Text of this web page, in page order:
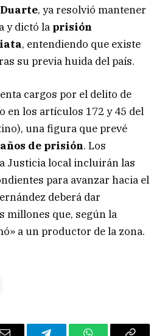
, ya resolvió mantener
y dictó la prisión
, entendiendo que existe
su previa huida del país.
cargos por el delito de
en los artículos 172 y 45 del
una figura que prevé
de prisión. Los
Justicia local incluirán las
para avanzar hacia el
deberá dar
millones que, según la
a un productor de la zona.